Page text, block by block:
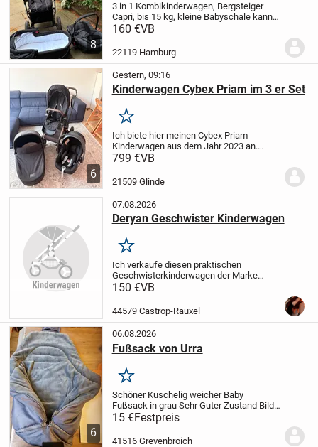
8
3 in 1 Kombikinderwagen, Bergsteiger
Capri, bis 15 kg, kleine Babyschale kann
auch als Autositz verwendet werden,
160 €VB
22119 Hamburg
6
Gestern, 09:16
Kinderwagen Cybex Priam im 3 er Set
Merken
Ich biete hier meinen Cybex Priam
Kinderwagen aus dem Jahr 2023 an.
Dieser stilvolle Kinderwagen in Rosé-
die Wert auf Design und Funktionalität
799 €VB
21509 Glinde
07.08.2026
Deryan Geschwister Kinderwagen
Merken
Ich verkaufe diesen praktischen
Geschwisterkinderwagen der Marke
Deryan. Er wurde lediglich einmal benutzt
Zustand, auch wenn der Originalkarton
nicht mehr vorhanden...
150 €VB
44579 Castrop-Rauxel
6
06.08.2026
Fußsack von Urra
Merken
Schöner Kuschelig weicher Baby
Fußsack in grauSehr Guter Zustand Bild
4 sind 60 cm länge
Nichtraucherhaushalt
da solange er eingestellt ist
15 €Festpreis
41516 Grevenbroich